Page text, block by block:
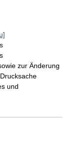
zur Änderung
und